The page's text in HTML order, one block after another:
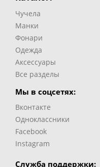
Чучела
Манки
Фонари
Одежда
Аксессуары
Все разделы
Мы в соцсетях:
Вконтакте
Одноклассники
Facebook
Instagram
Служба поддержки: